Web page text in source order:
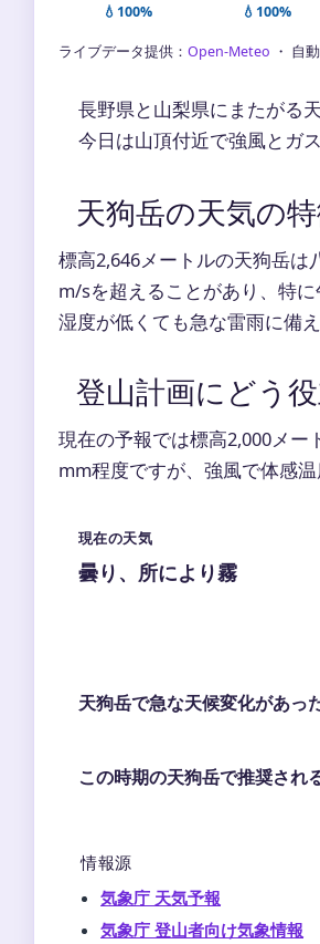
💧100% 💧100%
ライブデータ提供： Open-Meteo ・ 自
長野県と山梨県にまたがる
今日は山頂付近で強風とガ
天狗岳の天気の特
標高2,646メートルの天狗岳
m/sを超えることがあり、特
湿度が低くても急な雷雨に備え
登山計画にどう
現在の予報では標高2,000メー
mm程度ですが、強風で体感
現在の天気
曇り、所により霧
天狗岳で急な天候変化があっ
この時期の天狗岳で推奨され
情報源
気象庁 天気予報
気象庁 登山者向け気象情報